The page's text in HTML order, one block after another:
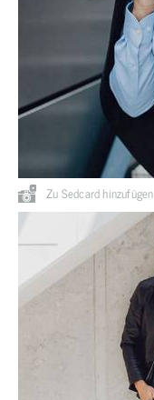
Zu Sedcard hinzufügen